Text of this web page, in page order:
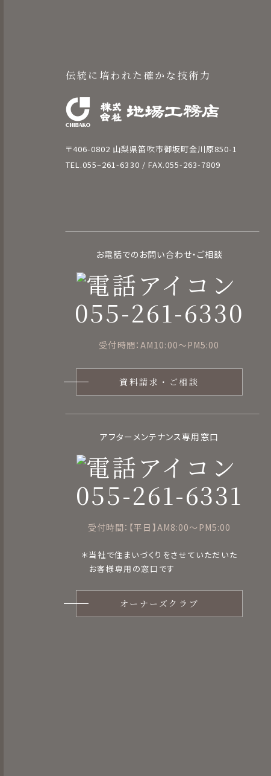
伝統に培われた確かな技術力
〒406-0802 山梨県笛吹市御坂町金川原850-1
TEL.055–261-6330 / FAX.055-263-7809
お電話でのお問い合わせ・ご相談
055-261-6330
受付時間：AM10:00〜PM5:00
資料請求・ご相談
アフターメンテナンス専用窓口
055-261-6331
受付時間：【平日】AM8:00〜PM5:00
＊当社で住まいづくりをさせていただいた
お客様専用の窓口です
オーナーズクラブ